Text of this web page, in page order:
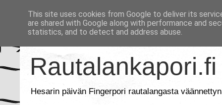
Rautalankapori.fi
Hesarin päivän Fingerpori rautalangasta
This site uses cookies from Google to deliver its
are shared with Google along with performance and
statistics, and to detect and address abuse.